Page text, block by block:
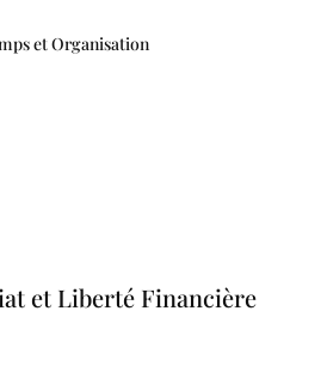
et Organisation
et Liberté Financière